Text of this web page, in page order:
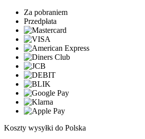
Za pobraniem
Przedpłata
Koszty wysyłki do Polska